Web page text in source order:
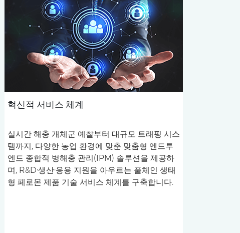
혁신적 서비스 체계
실시간 해충 개체군 예찰부터 대규모 트래핑 시스
템까지, 다양한 농업 환경에 맞춘 맞춤형 엔드투
엔드 종합적 병해충 관리(IPM) 솔루션을 제공하
며, R&D·생산·응용 지원을 아우르는 풀체인 생태
형 페로몬 제품 기술 서비스 체계를 구축합니다.